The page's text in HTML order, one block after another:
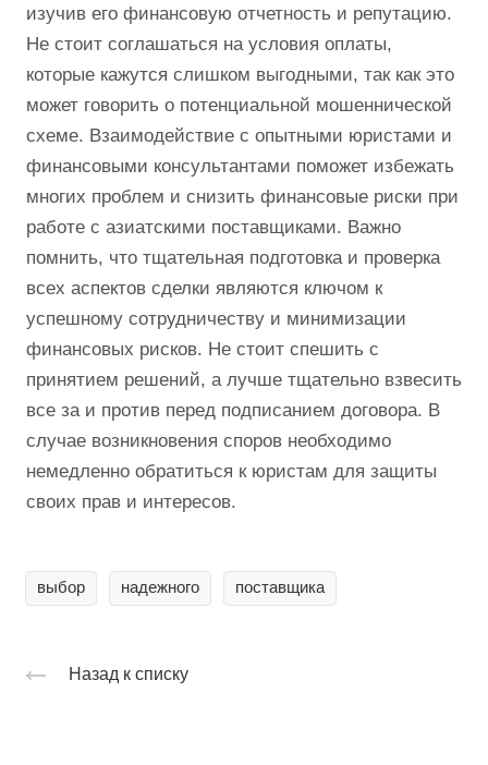
изучив его финансовую отчетность и репутацию.
Не стоит соглашаться на условия оплаты,
которые кажутся слишком выгодными, так как это
может говорить о потенциальной мошеннической
схеме. Взаимодействие с опытными юристами и
финансовыми консультантами поможет избежать
многих проблем и снизить финансовые риски при
работе с азиатскими поставщиками. Важно
помнить, что тщательная подготовка и проверка
всех аспектов сделки являются ключом к
успешному сотрудничеству и минимизации
финансовых рисков. Не стоит спешить с
принятием решений, а лучше тщательно взвесить
все за и против перед подписанием договора. В
случае возникновения споров необходимо
немедленно обратиться к юристам для защиты
своих прав и интересов.
выбор надежного поставщика
Назад к списку